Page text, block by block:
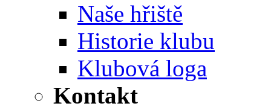
Naše hřiště
Historie klubu
Klubová loga
Kontakt